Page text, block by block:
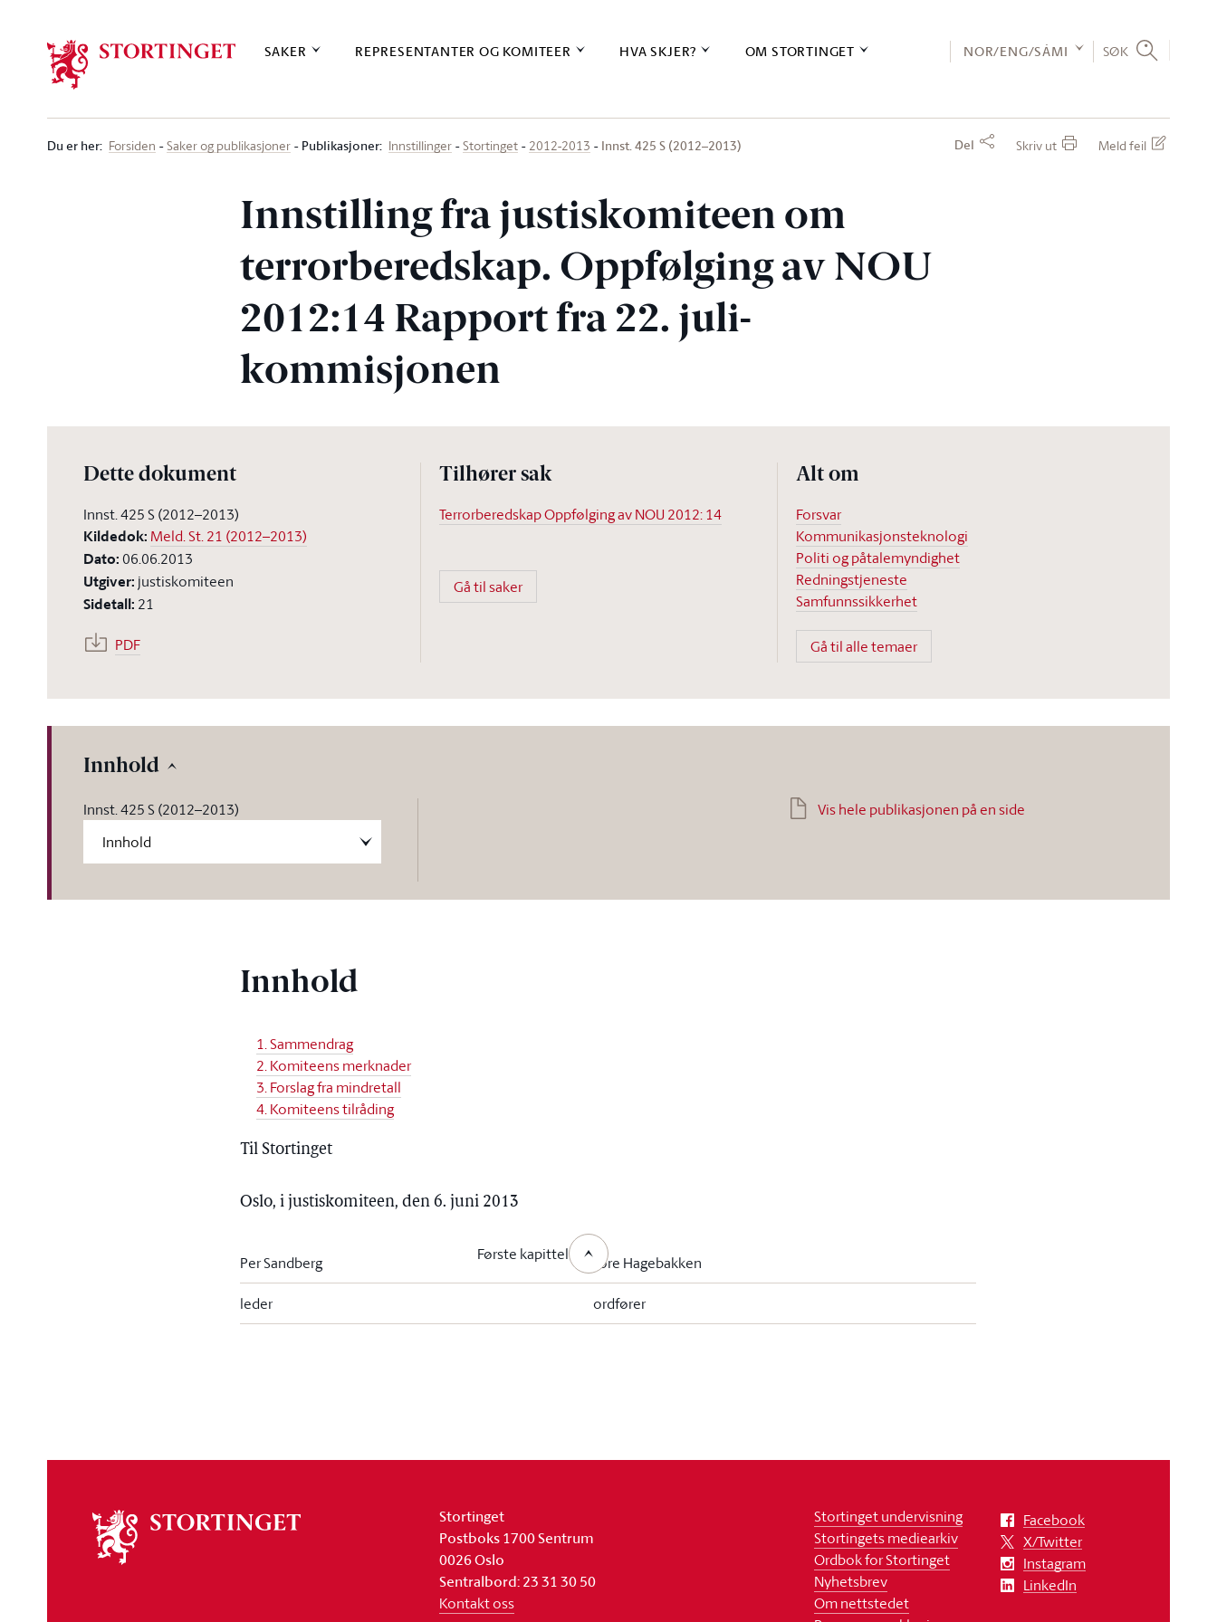
SAKER REPRESENTANTER OG KOMITEER HVA SKJER? OM STORTINGET NOR/ENG/SÁMI SØK
Du er her: Forsiden Saker og publikasjoner Publikasjoner: Innstillinger Stortinget 2012-2013 Innst. 425 S (2012–2013) Del Skriv ut Meld feil
Innstilling fra justiskomiteen om
terrorberedskap. Oppfølging av NOU
2012:14 Rapport fra 22. juli-
kommisjonen
Dette dokument
Innst. 425 S (2012–2013)
Kildedok: Meld. St. 21 (2012–2013)
Dato:06.06.2013
Utgiver: justiskomiteen
Sidetall: 21
PDF
Tilhører sak
Terrorberedskap Oppfølging av NOU 2012: 14
Gå til saker
Alt om
Forsvar
Kommunikasjonsteknologi
Politi og påtalemyndighet
Redningstjeneste
Samfunnssikkerhet
Gå til alle temaer
Innhold
Innst. 425 S (2012–2013) Vis hele publikasjonen på en side
Innhold
1. Sammendrag
2. Komiteens merknader
3. Forslag fra mindretall
4. Komiteens tilråding
Til Stortinget
Oslo, i justiskomiteen, den 6. juni 2013
Per Sandberg Tore Hagebakken
leder ordfører
Første kapittel
stortinget
Stortinget
Postboks 1700 Sentrum
0026 Oslo
Sentralbord: 23 31 30 50
Kontakt oss
Stortinget undervisning
Stortingets mediearkiv
Ordbok for Stortinget
Nyhetsbrev
Om nettstedet
Facebook
X/Twitter
Instagram
LinkedIn